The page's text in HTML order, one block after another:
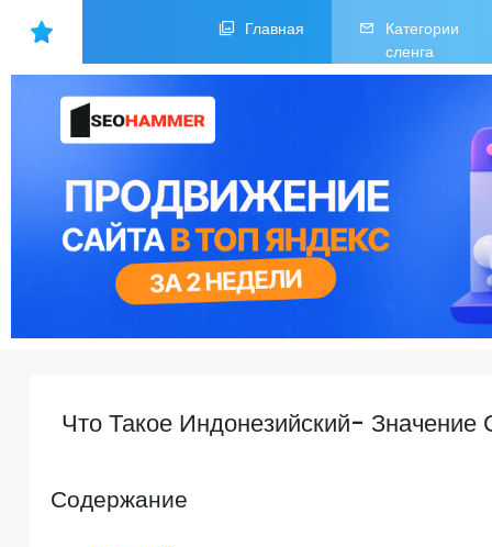
Главная
Категории
сленга
Что Такое Индонезийский- Значение
Содержание